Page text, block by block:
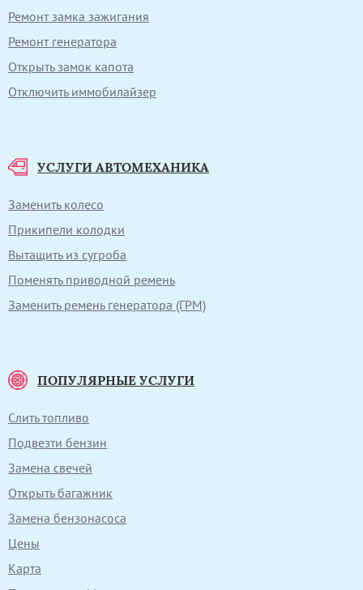
Ремонт замка зажигания
Ремонт генератора
Открыть замок капота
Отключить иммобилайзер
УСЛУГИ АВТОМЕХАНИКА
Заменить колесо
Прикипели колодки
Вытащить из сугроба
Поменять приводной ремень
Заменить ремень генератора (ГРМ)
ПОПУЛЯРНЫЕ УСЛУГИ
Слить топливо
Подвезти бензин
Замена свечей
Открыть багажник
Замена бензонасоса
Цены
Карта